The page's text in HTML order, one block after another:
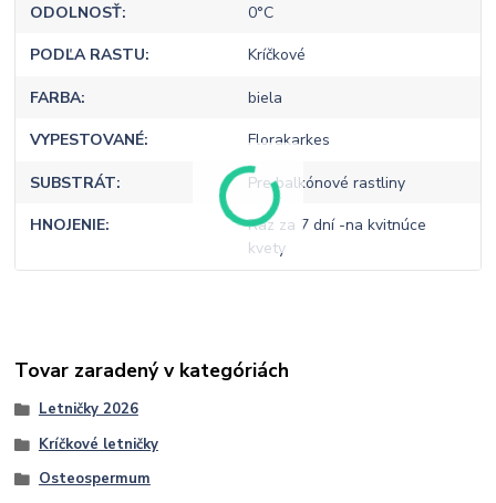
ODOLNOSŤ 0°C
PODĽA RASTU Kríčkové
FARBA biela
VYPESTOVANÉ Florakarkes
SUBSTRÁT Pre balkónové rastliny
HNOJENIE
Raz za 7 dní -na kvitnúce
kvety
Tovar zaradený v kategóriách
Letničky 2026
Kríčkové letničky
Osteospermum